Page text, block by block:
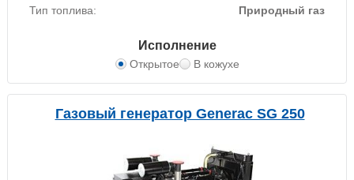
Тип топлива:
Природный газ
Исполнение
Открытое В кожухе
Газовый генератор Generac SG 250